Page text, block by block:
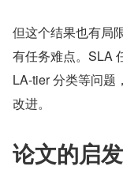
但这个结果也有局
有任务难点。SLA
LA-tier 分类等问题
改进。
论文的启